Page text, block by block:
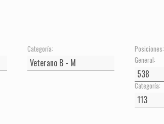
Categoría:
Posiciones:
General:
Categoría: